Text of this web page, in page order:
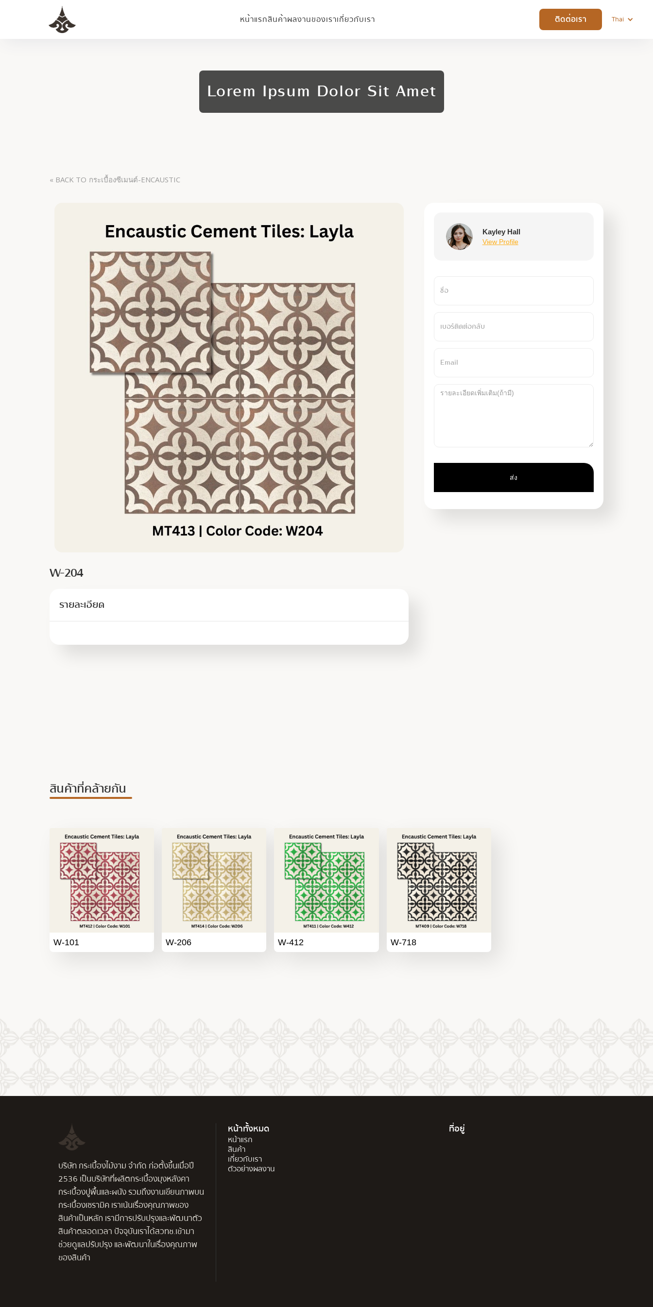
หน้าแรกสินค้าผลงานของเราเกี่ยวกับเรา ติดต่อเรา Thai
Lorem Ipsum Dolor Sit Amet
« BACK TO กระเบื้องซีเมนต์-ENCAUSTIC
W-204
รายละเอียด
Kayley Hall
View Profile
สินค้าที่คล้ายกัน
W-101 W-206 W-412 W-718
บริษัท กระเบื้องไม้งาม จำกัด ก่อตั้งขึ้นเมื่อปี
2536 เป็นบริษัทที่ผลิตกระเบื้องมุงหลังคา
กระเบื้องปูพื้นและผนัง รวมถึงงานเขียนภาพบน
กระเบื้องเซรามิค เราเน้นเรื่องคุณภาพของ
สินค้าเป็นหลัก เรามีการปรับปรุงและพัฒนาตัว
สินค้าตลอดเวลา ปัจจุบันเราได้สวทช.เข้ามา
ช่วยดูแลปรับปรุง และพัฒนาในเรื่องคุณภาพ
ของสินค้า
หน้าทั้งหมด
หน้าแรก
สินค้า
เกี่ยวกับเรา
ตัวอย่างผลงาน
ที่อยู่